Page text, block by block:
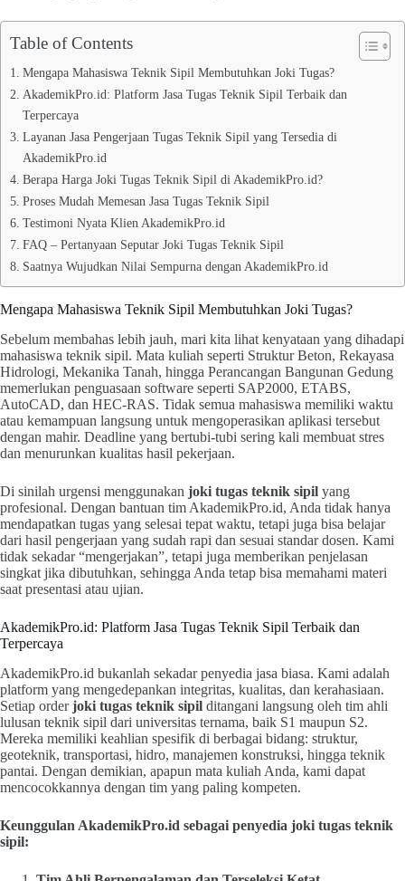
Table of Contents
Mengapa Mahasiswa Teknik Sipil Membutuhkan Joki Tugas?
AkademikPro.id: Platform Jasa Tugas Teknik Sipil Terbaik dan
Terpercaya
Layanan Jasa Pengerjaan Tugas Teknik Sipil yang Tersedia di
AkademikPro.id
Berapa Harga Joki Tugas Teknik Sipil di AkademikPro.id?
Proses Mudah Memesan Jasa Tugas Teknik Sipil
Testimoni Nyata Klien AkademikPro.id
FAQ – Pertanyaan Seputar Joki Tugas Teknik Sipil
Saatnya Wujudkan Nilai Sempurna dengan AkademikPro.id
Mengapa Mahasiswa Teknik Sipil Membutuhkan Joki Tugas?
Sebelum membahas lebih jauh, mari kita lihat kenyataan yang dihadapi
mahasiswa teknik sipil. Mata kuliah seperti Struktur Beton, Rekayasa
Hidrologi, Mekanika Tanah, hingga Perancangan Bangunan Gedung
memerlukan penguasaan software seperti SAP2000, ETABS,
AutoCAD, dan HEC-RAS. Tidak semua mahasiswa memiliki waktu
atau kemampuan langsung untuk mengoperasikan aplikasi tersebut
dengan mahir. Deadline yang bertubi-tubi sering kali membuat stres
dan menurunkan kualitas hasil pekerjaan.
Di sinilah urgensi menggunakan joki tugas teknik sipil yang
profesional. Dengan bantuan tim AkademikPro.id, Anda tidak hanya
mendapatkan tugas yang selesai tepat waktu, tetapi juga bisa belajar
dari hasil pengerjaan yang sudah rapi dan sesuai standar dosen. Kami
tidak sekadar “mengerjakan”, tetapi juga memberikan penjelasan
singkat jika dibutuhkan, sehingga Anda tetap bisa memahami materi
saat presentasi atau ujian.
AkademikPro.id: Platform Jasa Tugas Teknik Sipil Terbaik dan
Terpercaya
AkademikPro.id bukanlah sekadar penyedia jasa biasa. Kami adalah
platform yang mengedepankan integritas, kualitas, dan kerahasiaan.
Setiap orderjoki tugas teknik sipil ditangani langsung oleh tim ahli
lulusan teknik sipil dari universitas ternama, baik S1 maupun S2.
Mereka memiliki keahlian spesifik di berbagai bidang: struktur,
geoteknik, transportasi, hidro, manajemen konstruksi, hingga teknik
pantai. Dengan demikian, apapun mata kuliah Anda, kami dapat
mencocokkannya dengan tim yang paling kompeten.
Keunggulan AkademikPro.id sebagai penyedia joki tugas teknik
sipil: